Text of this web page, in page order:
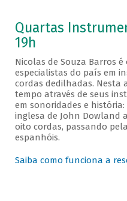
Quartas
19h
Nicolas de Souza Barros
especialistas do país em
cordas dedilhadas. Nesta
tempo através de seus
em sonoridades e
inglesa de John Dowland
oito cordas, passando
espanhóis.
Saiba como funciona a